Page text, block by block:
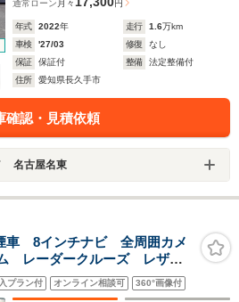
通常ローン 月々 円
年式 2022年 走行 1.6万km
車検
'27/03 修復
なし
保証
保証付 整備
法定整備付
住所
愛知県長久手市
確認・見積依頼
名古屋名東
8インチナビ 全周囲カメ
レーダークルーズ レザー
ー ドラレコ コーナーセン
ンETC 純正18インチアル
プラン付 オンライン相談可 360°画像付